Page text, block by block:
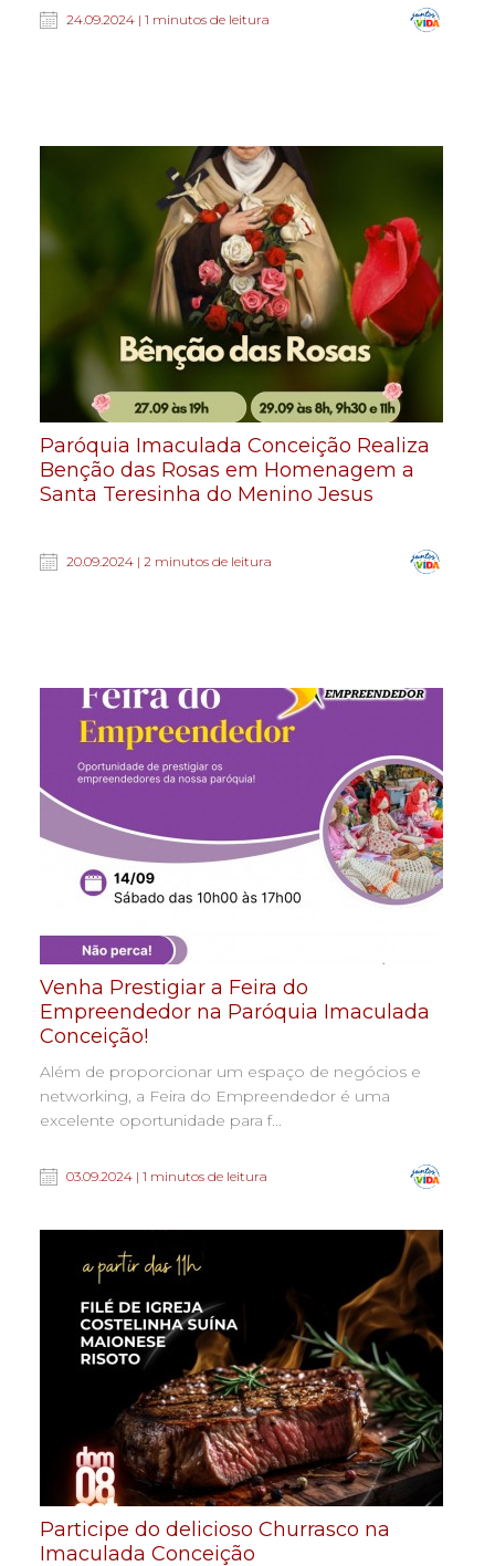
24.09.2024 | 1 minutos de leitura
Paróquia Imaculada Conceição Realiza
Benção das Rosas em Homenagem a
Santa Teresinha do Menino Jesus
20.09.2024 | 2 minutos de leitura
Venha Prestigiar a Feira do
Empreendedor na Paróquia Imaculada
Conceição!
Além de proporcionar um espaço de negócios e
networking, a Feira do Empreendedor é uma
excelente oportunidade para f...
03.09.2024 | 1 minutos de leitura
Participe do delicioso Churrasco na
Imaculada Conceição